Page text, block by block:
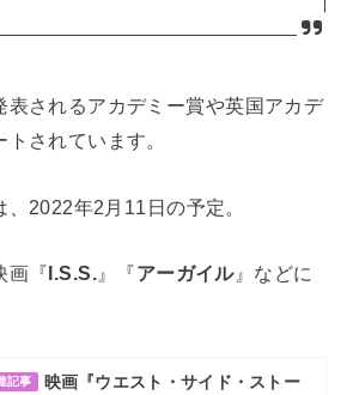
表されるアカデミー賞や英国アカデ
されています。
2022年2月11日の予定。
画『I.S.S.』『アーガイル』などに
記事
映画『ウエスト・サイド・ストー